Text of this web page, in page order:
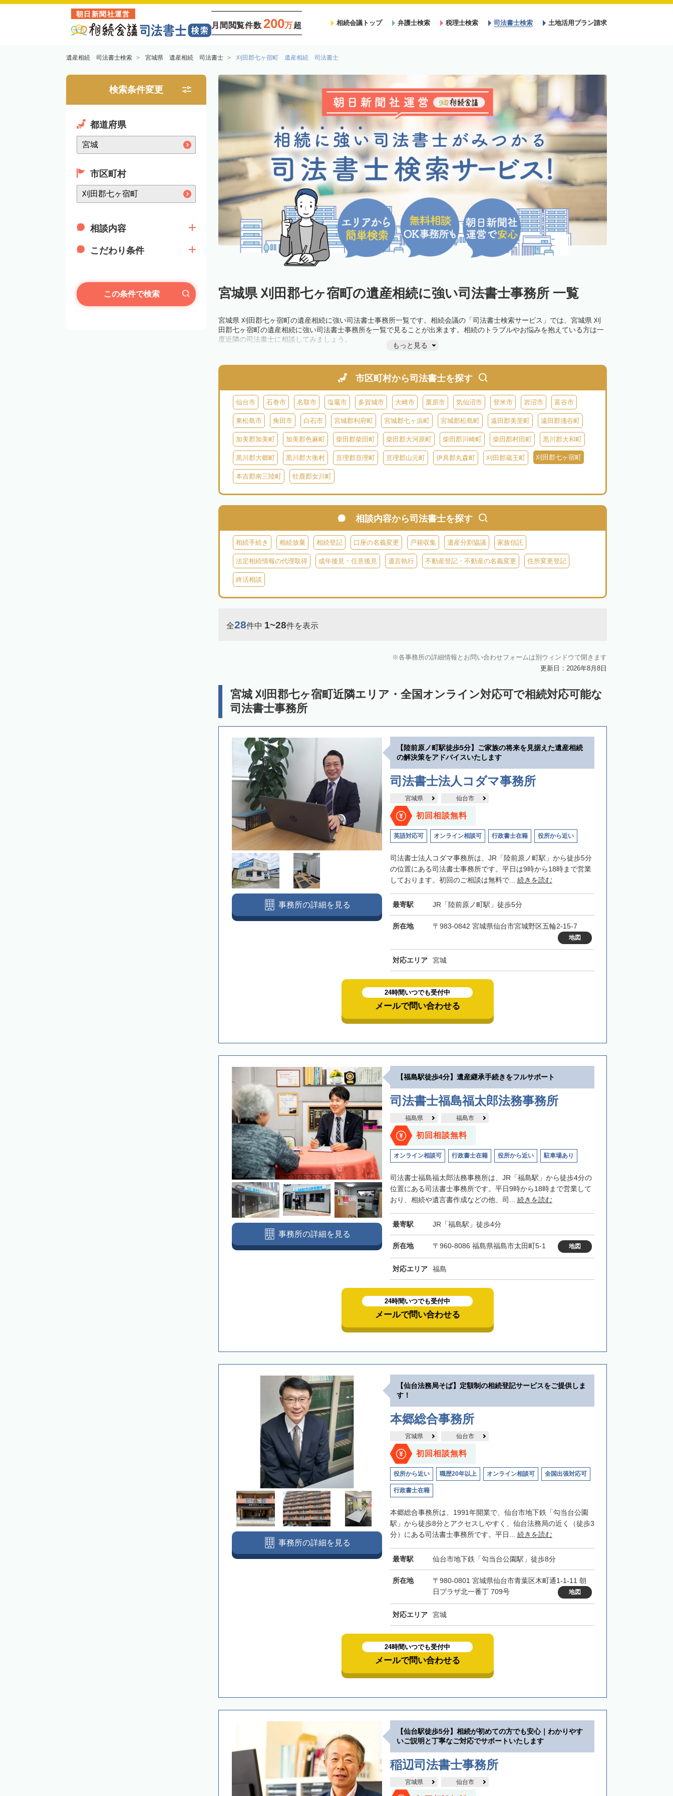
朝日新聞社運営
月間閲覧件数 200万超 相続会議トップ 弁護士検索 税理士検索 司法書士検索 土地活用プラン請求
遺産相続 司法書士検索 宮城県 遺産相続 司法書士 刈田郡七ヶ宿町 遺産相続 司法書士
検索条件変更
都道府県
市区町村
相談内容
こだわり条件
この条件で検索 宮城県 刈田郡七ヶ宿町の遺産相続に強い司法書士事務所 一覧
宮城県 刈田郡七ヶ宿町の遺産相続に強い司法書士事務所一覧です。相続会議の「司法書士検索サービス」では、宮城県 刈
田郡七ヶ宿町の遺産相続に強い司法書士事務所を一覧で見ることが出来ます。相続のトラブルやお悩みを抱えている方は一
度近隣の司法書士に相談してみましょう。
もっと見る
市区町村から司法書士を探す
仙台市 石巻市 名取市 塩竈市 多賀城市 大崎市 栗原市 気仙沼市 登米市 岩沼市 富谷市
東松島市 角田市 白石市 宮城郡利府町 宮城郡七ヶ浜町 宮城郡松島町 遠田郡美里町 遠田郡涌谷町
加美郡加美町 加美郡色麻町 柴田郡柴田町 柴田郡大河原町 柴田郡川崎町 柴田郡村田町 黒川郡大和町
黒川郡大郷町 黒川郡大衡村 亘理郡亘理町 亘理郡山元町 伊具郡丸森町 刈田郡蔵王町 刈田郡七ヶ宿町
本吉郡南三陸町 牡鹿郡女川町
相談内容から司法書士を探す
相続手続き 相続放棄 相続登記 口座の名義変更 戸籍収集 遺産分割協議 家族信託
法定相続情報の代理取得 成年後見・任意後見 遺言執行 不動産登記・不動産の名義変更 住所変更登記
終活相談
全28件中 1~28件を表示
各事務所の詳細情報とお問い合わせフォームは別ウィンドウで開きます
更新日：2026年8月8日
宮城 刈田郡七ヶ宿町近隣エリア・全国オンライン対応可で相続対応可能な
司法書士事務所
【陸前原ノ町駅徒歩5分】ご家族の将来を見据えた遺産相続
の解決策をアドバイスいたします
司法書士法人コダマ事務所
宮城県 仙台市
初回相談無料
英語対応可 オンライン相談可 行政書士在籍 役所から近い
司法書士法人コダマ事務所は、JR「陸前原ノ町駅」から徒歩5分
の位置にある司法書士事務所です。平日は9時から18時まで営業
しております。初回のご相談は無料で... 続きを読む
最寄駅 JR「陸前原ノ町駅」徒歩5分
所在地 〒983-0842 宮城県仙台市宮城野区五輪2-15-7
地図
対応エリア 宮城
事務所の詳細を見る
24時間いつでも受付中
メールで問い合わせる
【福島駅徒歩4分】遺産継承手続きをフルサポート
司法書士福島福太郎法務事務所
福島県 福島市
初回相談無料
オンライン相談可 行政書士在籍 役所から近い 駐車場あり
司法書士福島福太郎法務事務所は、JR「福島駅」から徒歩4分の
位置にある司法書士事務所です。平日9時から18時まで営業して
おり、相続や遺言書作成などの他、司... 続きを読む
最寄駅 JR「福島駅」徒歩4分
所在地 〒960-8086 福島県福島市太田町5-1 地図
対応エリア 福島
事務所の詳細を見る
24時間いつでも受付中
メールで問い合わせる
【仙台法務局そば】定額制の相続登記サービスをご提供しま
す！
本郷総合事務所
宮城県 仙台市
初回相談無料
役所から近い 職歴20年以上 オンライン相談可 全国出張対応可
行政書士在籍
本郷総合事務所は、1991年開業で、仙台市地下鉄「勾当台公園
駅」から徒歩8分とアクセスしやすく、仙台法務局の近く（徒歩3
分）にある司法書士事務所です。平日... 続きを読む
最寄駅 仙台市地下鉄「勾当台公園駅」徒歩8分
所在地
〒980-0801 宮城県仙台市青葉区木町通1-1-11 朝
日プラザ北一番丁 709号
地図
対応エリア 宮城
事務所の詳細を見る
24時間いつでも受付中
メールで問い合わせる
【仙台駅徒歩5分】相続が初めての方でも安心｜わかりやす
いご説明と丁寧なご対応でサポートいたします
稲辺司法書士事務所
宮城県 仙台市